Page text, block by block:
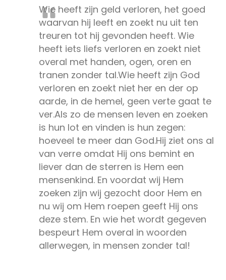
Wie heeft zijn geld verloren, het goed
waarvan hij leeft en zoekt nu uit ten
treuren tot hij gevonden heeft. Wie
heeft iets liefs verloren en zoekt niet
overal met handen, ogen, oren en
tranen zonder tal.Wie heeft zijn God
verloren en zoekt niet her en der op
aarde, in de hemel, geen verte gaat te
ver.Als zo de mensen leven en zoeken
is hun lot en vinden is hun zegen:
hoeveel te meer dan God.Hij ziet ons al
van verre omdat Hij ons bemint en
liever dan de sterren is Hem een
mensenkind. En voordat wij Hem
zoeken zijn wij gezocht door Hem en
nu wij om Hem roepen geeft Hij ons
deze stem. En wie het wordt gegeven
bespeurt Hem overal in woorden
allerwegen, in mensen zonder tal!